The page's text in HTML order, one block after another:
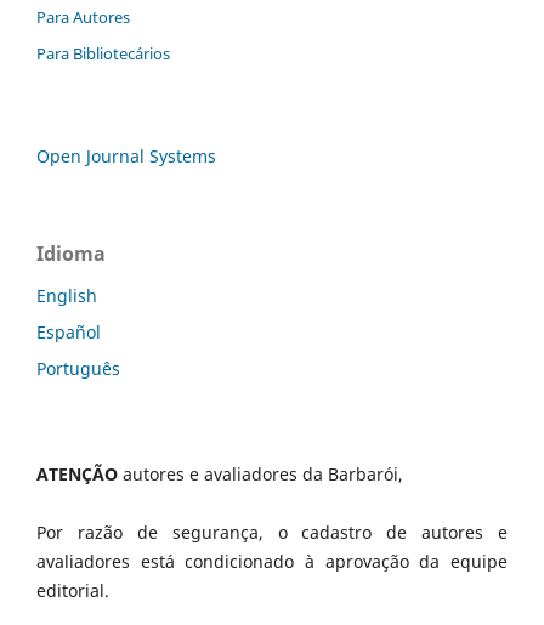
Para Autores
Para Bibliotecários
Open Journal Systems
Idioma
English
Español
Português
ATENÇÃO autores e avaliadores da Barbarói,
Por razão de segurança, o cadastro de autores e
avaliadores está condicionado à aprovação da equipe
editorial.